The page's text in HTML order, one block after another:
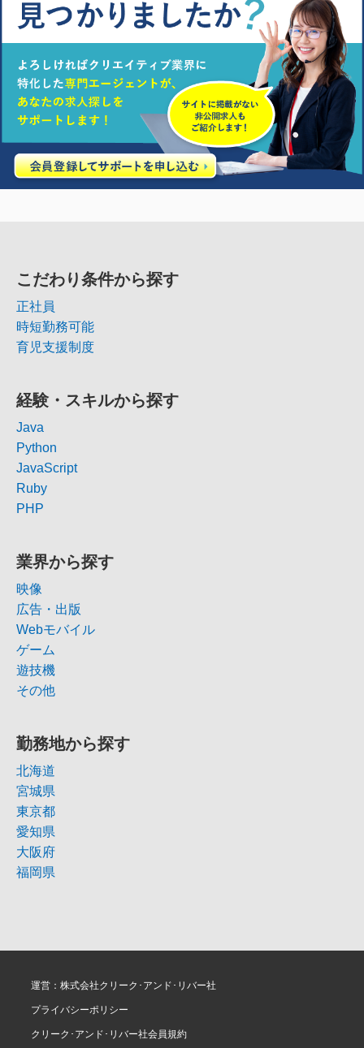
こだわり条件から探す
正社員
時短勤務可能
育児支援制度
経験・スキルから探す
Java
Python
JavaScript
Ruby
PHP
業界から探す
映像
広告・出版
Webモバイル
ゲーム
遊技機
その他
勤務地から探す
北海道
宮城県
東京都
愛知県
大阪府
福岡県
運営：株式会社クリーク･アンド･リバー社
プライバシーポリシー
クリーク･アンド･リバー社会員規約